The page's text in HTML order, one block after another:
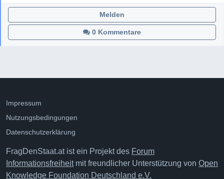
0 Kommentare
Melden
Impressum
Nutzungsbedingungen
Datenschutzerklärung
FragDenStaat.at ist ein Projekt des Forum
Informationsfreiheitmit freundlicher Unterstützung von Open
Knowledge Foundation Deutschland e.V.